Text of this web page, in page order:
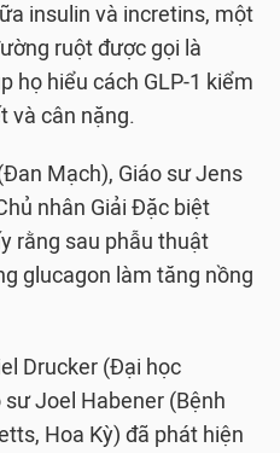
insulin và incretins, một
ruột được gọi là
họ hiểu cách GLP-1 kiểm
và cân nặng.
Mạch), Giáo sư Jens
nhân Giải Đặc biệt
rằng sau phẫu thuật
glucagon làm tăng nồng
Drucker (Đại học
Joel Habener (Bệnh
Hoa Kỳ) đã phát hiện